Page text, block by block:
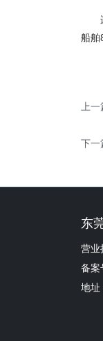
船舶
上一
下一
东
营业
备案
地址